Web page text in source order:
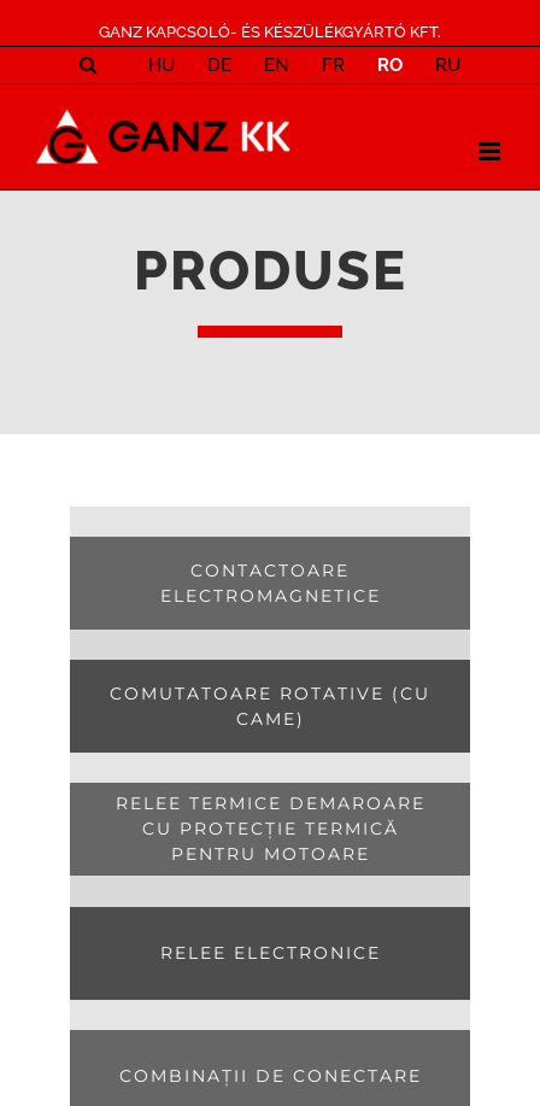
GANZ KAPCSOLÓ- ÉS KÉSZÜLÉKGYÁRTÓ KFT.
HU DE EN FR RO RU
PRODUSE
CONTACTOARE
ELECTROMAGNETICE
COMUTATOARE ROTATIVE (CU
CAME)
RELEE TERMICE DEMAROARE
CU PROTECŢIE TERMICĂ
PENTRU MOTOARE
RELEE ELECTRONICE
COMBINAŢII DE CONECTARE